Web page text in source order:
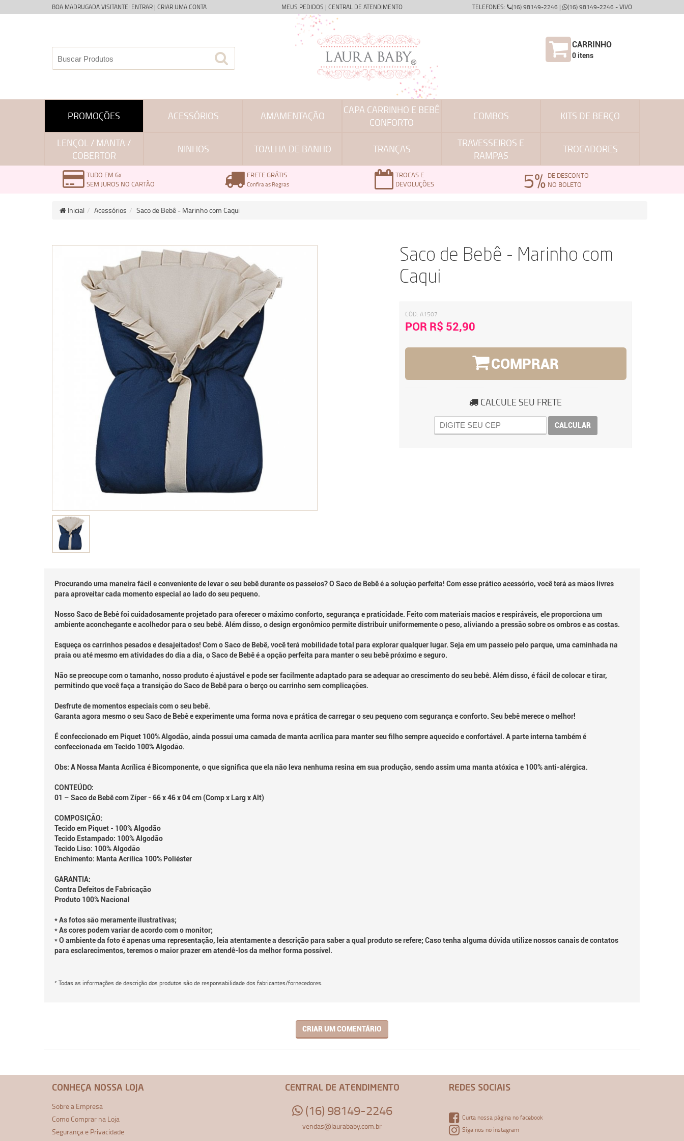
BOA MADRUGADA VISITANTE! ENTRAR | CRIAR UMA CONTA MEUS PEDIDOS | CENTRAL DE ATENDIMENTO TELEFONES: (16) 98149-2246 | (16) 98149-2246 - VIVO
CARRINHO
0itens
PROMOÇÕES ACESSÓRIOS AMAMENTAÇÃO
CAPA CARRINHO E BEBÊ
CONFORTO
COMBOS KITS DE BERÇO
LENÇOL / MANTA /
COBERTOR
NINHOS TOALHA DE BANHO TRANÇAS
TRAVESSEIROS E
RAMPAS
TROCADORES
TUDO EM 6x
SEM JUROS NO CARTÃO
FRETE GRÁTIS
Confira as Regras
TROCAS E
DEVOLUÇÕES
5% DE DESCONTO
NO BOLETO
Inicial Acessórios Saco de Bebê - Marinho com Caqui
Saco de Bebê - Marinho com
Caqui
CÓD: A1507
POR R$ 52,90
COMPRAR
CALCULE SEU FRETE
CALCULAR
Procurando uma maneira fácil e conveniente de levar o seu bebê durante os passeios? O Saco de Bebê é a solução perfeita! Com esse prático acessório, você terá as mãos livres
para aproveitar cada momento especial ao lado do seu pequeno.
Nosso Saco de Bebê foi cuidadosamente projetado para oferecer o máximo conforto, segurança e praticidade. Feito com materiais macios e respiráveis, ele proporciona um
ambiente aconchegante e acolhedor para o seu bebê. Além disso, o design ergonômico permite distribuir uniformemente o peso, aliviando a pressão sobre os ombros e as costas.
Esqueça os carrinhos pesados e desajeitados! Com o Saco de Bebê, você terá mobilidade total para explorar qualquer lugar. Seja em um passeio pelo parque, uma caminhada na
praia ou até mesmo em atividades do dia a dia, o Saco de Bebê é a opção perfeita para manter o seu bebê próximo e seguro.
Não se preocupe com o tamanho, nosso produto é ajustável e pode ser facilmente adaptado para se adequar ao crescimento do seu bebê. Além disso, é fácil de colocar e tirar,
permitindo que você faça a transição do Saco de Bebê para o berço ou carrinho sem complicações.
Desfrute de momentos especiais com o seu bebê.
Garanta agora mesmo o seu Saco de Bebê e experimente uma forma nova e prática de carregar o seu pequeno com segurança e conforto. Seu bebê merece o melhor!
É confeccionado em Piquet 100% Algodão, ainda possui uma camada de manta acrílica para manter seu filho sempre aquecido e confortável. A parte interna também é
confeccionada em Tecido 100% Algodão.
Obs: A Nossa Manta Acrílica é Bicomponente, o que significa que ela não leva nenhuma resina em sua produção, sendo assim uma manta atóxica e 100% anti-alérgica.
CONTEÚDO:
01 – Saco de Bebê com Zíper - 66 x 46 x 04 cm (Comp x Larg x Alt)
COMPOSIÇÃO:
Tecido em Piquet - 100% Algodão
Tecido Estampado: 100% Algodão
Tecido Liso: 100% Algodão
Enchimento: Manta Acrílica 100% Poliéster
GARANTIA:
Contra Defeitos de Fabricação
Produto 100% Nacional
* As fotos são meramente ilustrativas;
* As cores podem variar de acordo com o monitor;
* O ambiente da foto é apenas uma representação, leia atentamente a descrição para saber a qual produto se refere; Caso tenha alguma dúvida utilize nossos canais de contatos
para esclarecimentos, teremos o maior prazer em atendê-los da melhor forma possível.
* Todas as informações de descrição dos produtos são de responsabilidade dos fabricantes/fornecedores.
CRIAR UM COMENTÁRIO
CONHEÇA NOSSA LOJA
Sobre a Empresa
Como Comprar na Loja
Segurança e Privacidade
CENTRAL DE ATENDIMENTO
(16) 98149-2246
vendas@laurababy.com.br
REDES SOCIAIS
Curta nossa página no facebook
Siga nos no instagram